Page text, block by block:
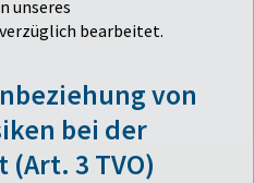
unseres
bearbeitet.
von
bei der
(Art. 3 TVO)